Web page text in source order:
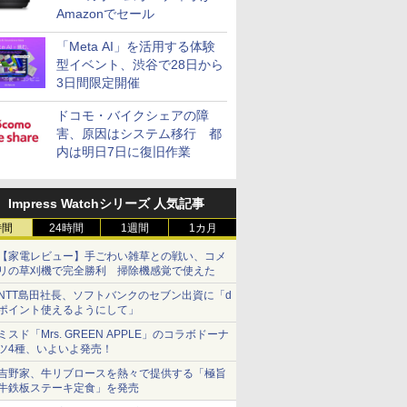
Amazonでセール
「Meta AI」を活用する体験
型イベント、渋谷で28日から
3日間限定開催
ドコモ・バイクシェアの障
害、原因はシステム移行 都
内は明日7日に復旧作業
Impress Watchシリーズ 人気記事
24時間 1週間 1カ月
家電レビュー】手ごわい雑草との戦い、コメ
の草刈機で完全勝利 掃除機感覚で使えた
島田社長、ソフトバンクのセブン出資に「d
イント使えるようにして」
スド「Mrs. GREEN APPLE」のコラボドーナ
4種、いよいよ発売！
野家、牛リブロースを熱々で提供する「極旨
鉄板ステーキ定食」を発売